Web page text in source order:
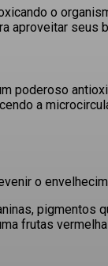
o
aproveitar seus
poderoso
a
o
frutas